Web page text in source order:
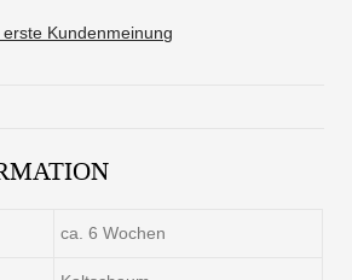
Kundenmeinung
ca. 6 Wochen